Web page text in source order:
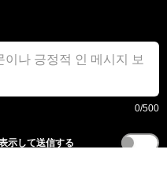
0/500
示して送信する